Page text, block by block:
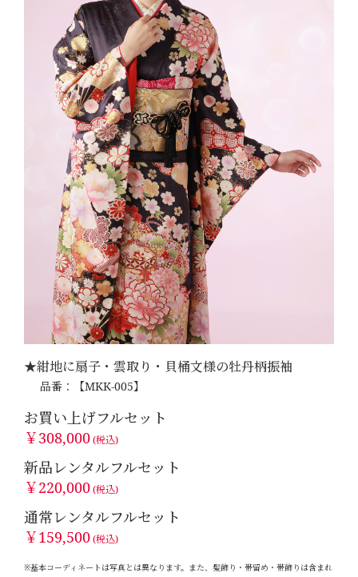
★紺地に扇子・雲取り・貝桶文様の牡丹柄振袖
品番：【MKK-005】
お買い上げフルセット
￥308,000(税込)
新品レンタルフルセット
￥220,000(税込)
通常レンタルフルセット
￥159,500(税込)
※基本コーディネートは写真とは異なります。また、髪飾り・帯留め・帯飾りは含まれ